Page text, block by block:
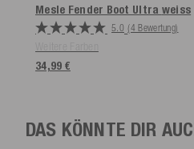
Mesle Fender Boot Ultra weiss
5.0 (4 Bewertung)
34,99 €
DAS KÖNNTE DIR